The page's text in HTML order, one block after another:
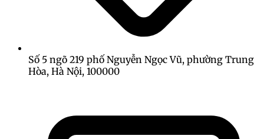
Số 5 ngõ 219 phố Nguyễn Ngọc Vũ, phường Trung
Hòa, Hà Nội, 100000